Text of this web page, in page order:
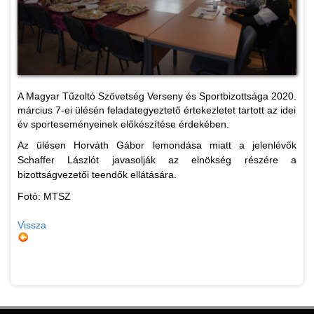
A Magyar Tűzoltó Szövetség Verseny és Sportbizottsága 2020.
március 7-ei ülésén feladategyeztető értekezletet tartott az idei
év sporteseményeinek előkészítése érdekében.
Az ülésen Horváth Gábor lemondása miatt a jelenlévők
Schaffer Lászlót javasolják az elnökség részére a
bizottságvezetői teendők ellátására.
Fotó: MTSZ
Vissza